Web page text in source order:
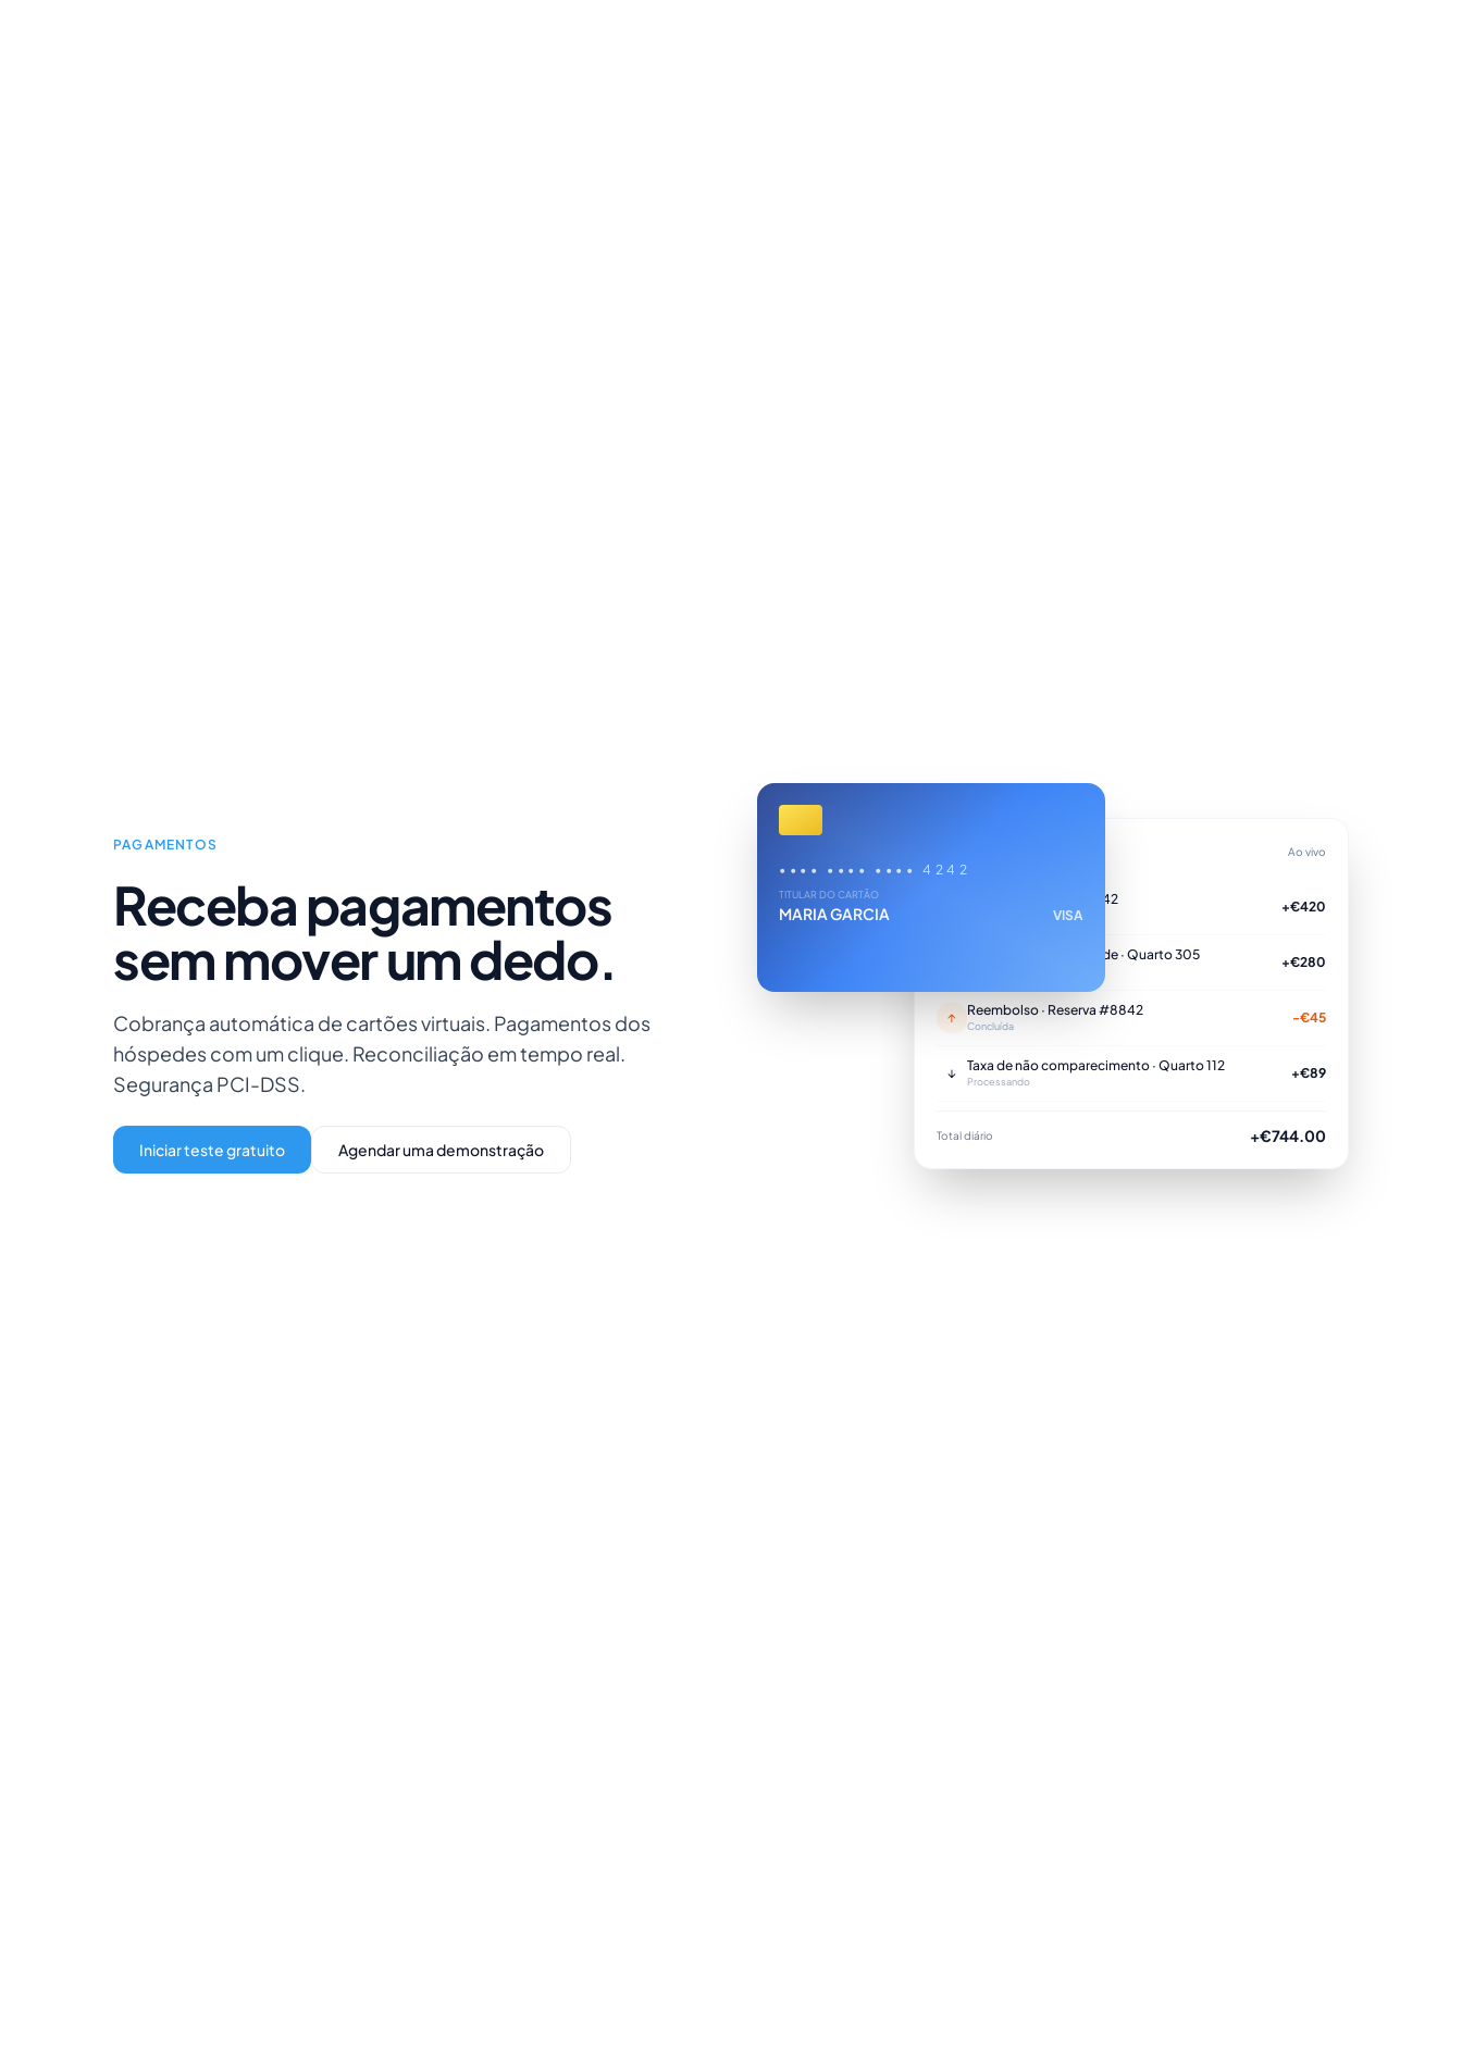
PAGAMENTOS
Receba pagamentos
sem mover um dedo.
Cobrança automática de cartões virtuais. Pagamentos dos
hóspedes com um clique. Reconciliação em tempo real.
Segurança PCI-DSS.
Iniciar teste gratuito Agendar uma demonstração
•••• •••• •••• 4242
TITULAR DO CARTÃO
MARIA GARCIA VISA
Ao vivo
Cartão virtual •••• 4242 +€420
Pagamento do hóspede · Quarto 305 +€280
↑ Reembolso · Reserva #8842
Concluída
-€45
↓ Taxa de não comparecimento · Quarto 112
Processando
+€89
Total diário +€744.00